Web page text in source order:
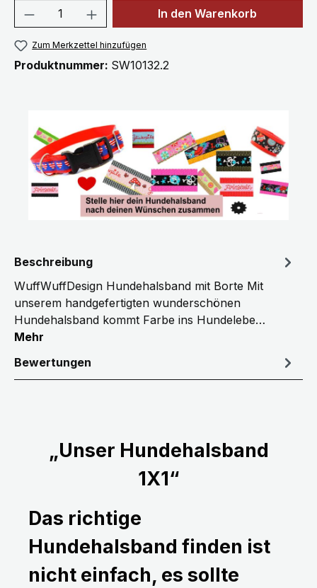
Produkt Anzahl: Gib denIn den Warenkorb
Zum Merkzettel hinzufügen
Produktnummer: SW10132.2
Beschreibung
WuffWuffDesign Hundehalsband mit Borte Mit
unserem handgefertigten wunderschönen
Hundehalsband kommt Farbe ins Hundelebe…
Mehr
Bewertungen
„Unser Hundehalsband
1X1“
Das richtige
Hundehalsband finden ist
nicht einfach, es sollte